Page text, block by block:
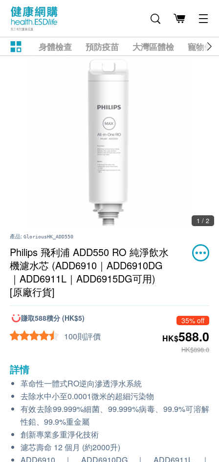
身體檢查 預防疫苗 大灣區體檢 寵物健
2 / 2
產品: GloriousHK_ADD550
Philips 飛利浦 ADD550 RO 純淨飲水
機濾水芯 (ADD6910｜ADD6910DG
｜ADD6911L｜ADD6915DG可用)
[原廠行貨]
賺取588積分 (HK$5)
100則評價
35% off
HK$588.0
HK$898.0
詳情
革命性一體式RO逆向滲透淨水系統
去除水中小至0.0001微米的超細污染物
有效去除99.999%細菌、99.999%病毒、99.9%可溶解
性鉛、99.9%重金屬
創新專業多重淨化技術
濾芯壽命 12 個月 (約2000升)